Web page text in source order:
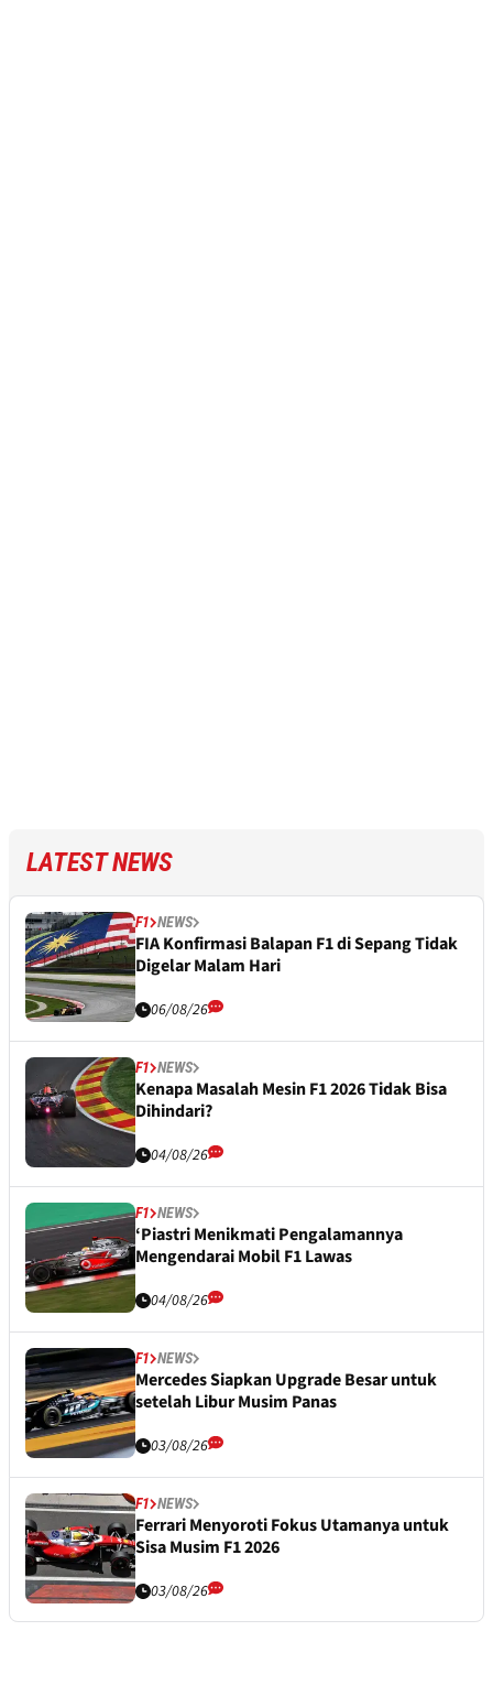
LATEST NEWS
F1 NEWS
FIA Konfirmasi Balapan F1 di Sepang Tidak
Digelar Malam Hari
06/08/26
F1 NEWS
Kenapa Masalah Mesin F1 2026 Tidak Bisa
Dihindari?
04/08/26
F1 NEWS
‘Piastri Menikmati Pengalamannya
Mengendarai Mobil F1 Lawas
04/08/26
F1 NEWS
Mercedes Siapkan Upgrade Besar untuk
setelah Libur Musim Panas
03/08/26
F1 NEWS
Ferrari Menyoroti Fokus Utamanya untuk
Sisa Musim F1 2026
03/08/26